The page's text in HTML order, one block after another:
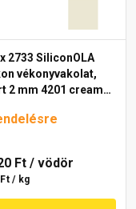
2733 SiliconOLA
vékonyvakolat,
2 mm 4201 cream
Ft / vödör
/ kg